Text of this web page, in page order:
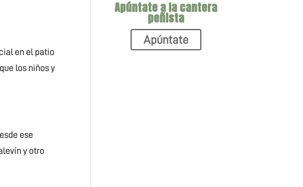
en el patio
los niños y
ese
y otro
Apúntate a la cantera
peñista
Apúntate